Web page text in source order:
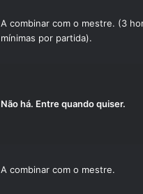
A combinar com o mestre. (3
mínimas por partida).
Não há. Entre quando quiser.
A combinar com o mestre.